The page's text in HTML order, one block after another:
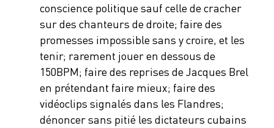
conscience politique sauf celle de cracher
sur des chanteurs de droite; faire des
promesses impossible sans y croire, et les
tenir; rarement jouer en dessous de
150BPM; faire des reprises de Jacques Brel
en prétendant faire mieux; faire des
vidéoclips signalés dans les Flandres;
dénoncer sans pitié les dictateurs cubains